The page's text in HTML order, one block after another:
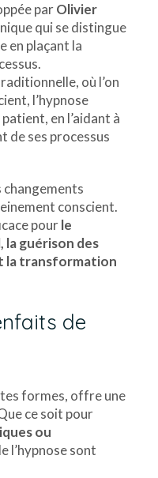
parOlivier
qui se distingue
en plaçant la
où l’on
l’hypnose
en l’aidant à
de ses processus
changements
conscient.
pourle
guérison des
la transformation
de
formes, offre une
ce soit pour
ou
l’hypnose sont